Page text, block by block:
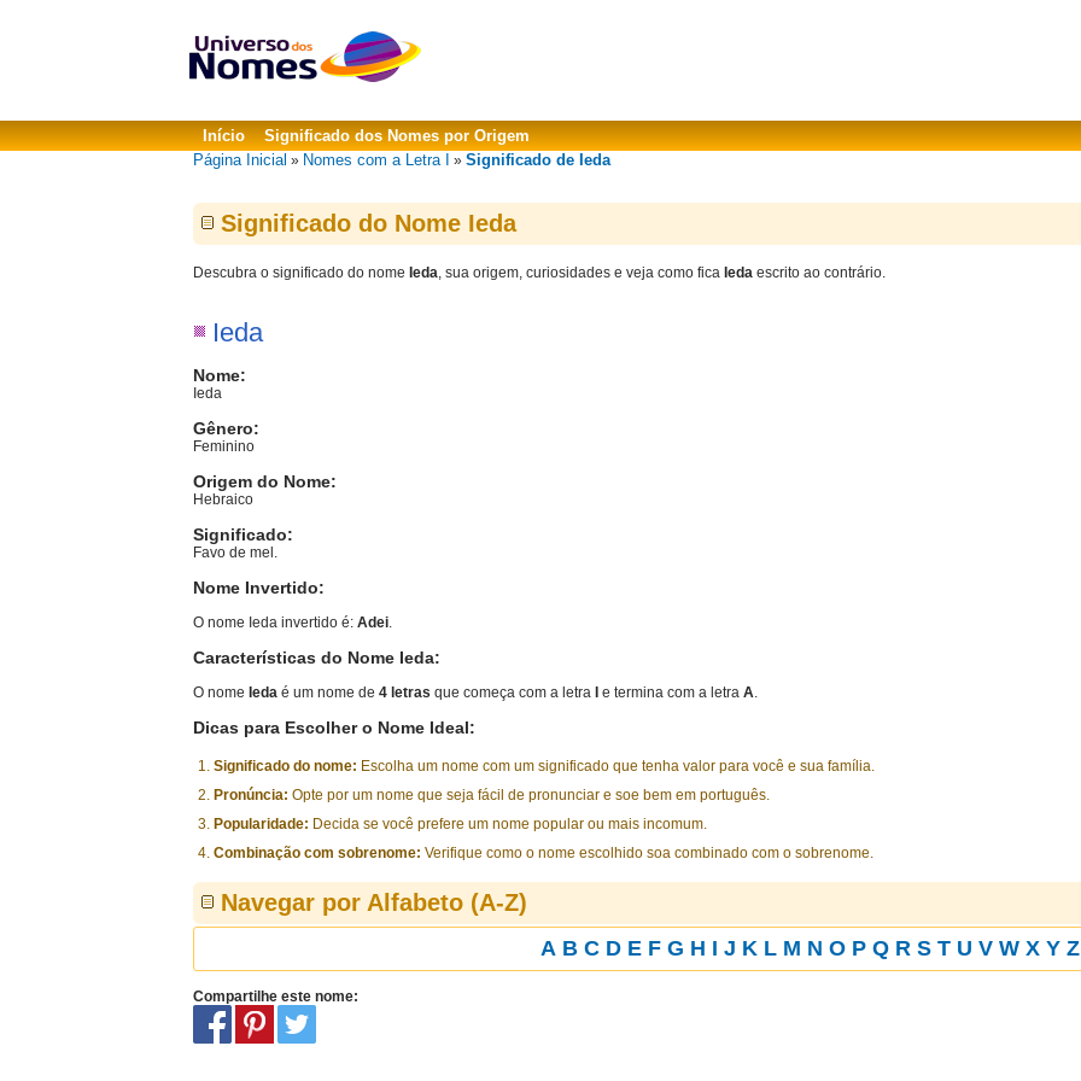
Início
Significado dos Nomes por Origem
Página Inicial » Nomes com a Letra I » Significado de Ieda
Significado do Nome Ieda
Descubra o significado do nome Ieda, sua origem, curiosidades e veja como fica Ieda escrito ao contrário.
Ieda
Nome:
Ieda
Gênero:
Feminino
Origem do Nome:
Hebraico
Significado:
Favo de mel.
Nome Invertido:
O nome Ieda invertido é: Adei.
Características do Nome Ieda:
O nome Ieda é um nome de 4 letras que começa com a letra e termina com a letra A.
Dicas para Escolher o Nome Ideal:
Significado do nome: Escolha um nome com um significado que tenha valor para você e sua família.
Pronúncia: Opte por um nome que seja fácil de pronunciar e soe bem em português.
Popularidade: Decida se você prefere um nome popular ou mais incomum.
Combinação com sobrenome: Verifique como o nome escolhido soa combinado com o sobrenome.
Navegar por Alfabeto (A-Z)
A B C D E F G H I J K L M N O P Q R S T U V W X Y Z
Compartilhe este nome: